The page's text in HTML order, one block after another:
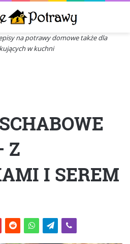
na potrawy domowe także dla
w kuchni
Z
I SEREM